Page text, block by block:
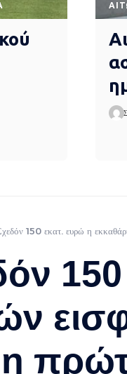
150 εκατ. ευρώ η
150